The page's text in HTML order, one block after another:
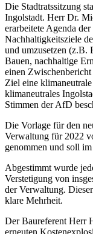
Die Stadtratssitzung
Ingolstadt. Herr Dr.
erarbeitete Agenda
Nachhaltigkeitsziele
und umzusetzen (z.B.
Bauen, nachhaltige
einen
Ziel eine
klimaneutrales
Stimmen der AfD
Die Vorlage für den
Verwaltung für 2022
genommen und soll
Abgestimmt wurde
Verstetigung von
der Verwaltung.
klare Mehrheit.
Der Baureferent Herr
erneuten